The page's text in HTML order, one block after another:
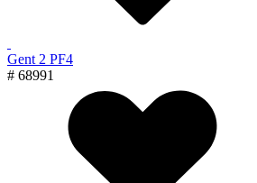
Gent 2 PF4
# 68991